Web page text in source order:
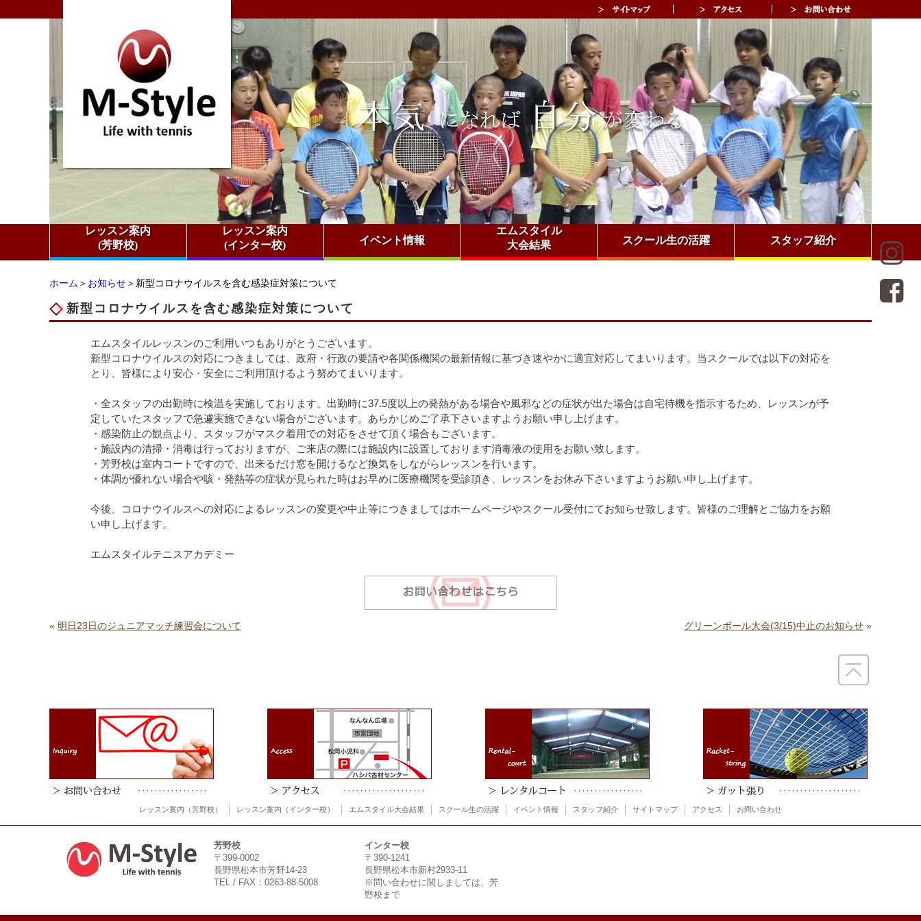
レッスン案内
(芳野校)
レッスン案内
(インター校)
イベント情報
エムスタイル
大会結果
スクール生の活躍 スタッフ紹介
ホーム ＞ お知らせ＞新型コロナウイルスを含む感染症対策について
新型コロナウイルスを含む感染症対策について
エムスタイルレッスンのご利用いつもありがとうございます。
新型コロナウイルスの対応につきましては、政府・行政の要請や各関係機関の最新情報に基づき速やかに適宜対応してまいります。当スクールでは以下の対応を
とり、皆様により安心・安全にご利用頂けるよう努めてまいります。
・全スタッフの出勤時に検温を実施しております。出勤時に37.5度以上の発熱がある場合や風邪などの症状が出た場合は自宅待機を指示するため、レッスンが予
定していたスタッフで急遽実施できない場合がございます。あらかじめご了承下さいますようお願い申し上げます。
・感染防止の観点より、スタッフがマスク着用での対応をさせて頂く場合もございます。
・施設内の清掃・消毒は行っておりますが、ご来店の際には施設内に設置しております消毒液の使用をお願い致します。
・芳野校は室内コートですので、出来るだけ窓を開けるなど換気をしながらレッスンを行います。
・体調が優れない場合や咳・発熱等の症状が見られた時はお早めに医療機関を受診頂き、レッスンをお休み下さいますようお願い申し上げます。
今後、コロナウイルスへの対応によるレッスンの変更や中止等につきましてはホームページやスクール受付にてお知らせ致します。皆様のご理解とご協力をお願
い申し上げます。
エムスタイルテニスアカデミー
« 明日23日のジュニアマッチ練習会について グリーンボール大会(3/15)中止のお知らせ »
レッスン案内（芳野校） レッスン案内（インター校） エムスタイル大会結果 スクール生の活躍 イベント情報 スタッフ紹介 サイトマップ アクセス お問い合わせ
芳野校
〒399-0002
長野県松本市芳野14-23
TEL / FAX：0263-88-5008
インター校
〒390-1241
長野県松本市新村2933-11
※問い合わせに関しましては、芳
野校まで